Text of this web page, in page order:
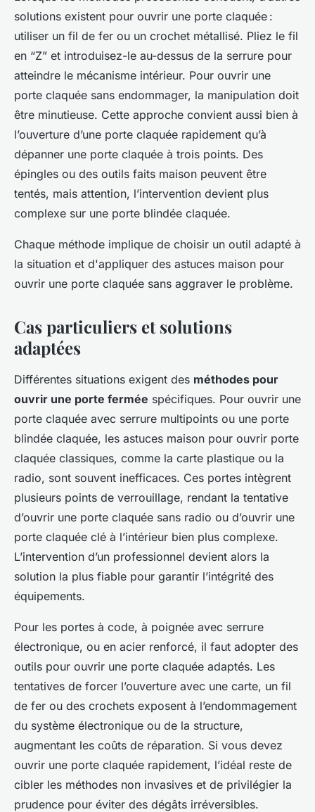
solutions existent pour ouvrir une porte claquée :
utiliser un fil de fer ou un crochet métallisé. Pliez le fil
en “Z” et introduisez-le au-dessus de la serrure pour
atteindre le mécanisme intérieur. Pour ouvrir une
porte claquée sans endommager, la manipulation doit
être minutieuse. Cette approche convient aussi bien à
l’ouverture d’une porte claquée rapidement qu’à
dépanner une porte claquée à trois points. Des
épingles ou des outils faits maison peuvent être
tentés, mais attention, l’intervention devient plus
complexe sur une porte blindée claquée.
Chaque méthode implique de choisir un outil adapté à
la situation et d'appliquer des astuces maison pour
ouvrir une porte claquée sans aggraver le problème.
Cas particuliers et solutions
adaptées
Différentes situations exigent des méthodes pour
ouvrir une porte fermée spécifiques. Pour ouvrir une
porte claquée avec serrure multipoints ou une porte
blindée claquée, les astuces maison pour ouvrir porte
claquée classiques, comme la carte plastique ou la
radio, sont souvent inefficaces. Ces portes intègrent
plusieurs points de verrouillage, rendant la tentative
d’ouvrir une porte claquée sans radio ou d’ouvrir une
porte claquée clé à l’intérieur bien plus complexe.
L’intervention d’un professionnel devient alors la
solution la plus fiable pour garantir l’intégrité des
équipements.
Pour les portes à code, à poignée avec serrure
électronique, ou en acier renforcé, il faut adopter des
outils pour ouvrir une porte claquée adaptés. Les
tentatives de forcer l’ouverture avec une carte, un fil
de fer ou des crochets exposent à l’endommagement
du système électronique ou de la structure,
augmentant les coûts de réparation. Si vous devez
ouvrir une porte claquée rapidement, l’idéal reste de
cibler les méthodes non invasives et de privilégier la
prudence pour éviter des dégâts irréversibles.